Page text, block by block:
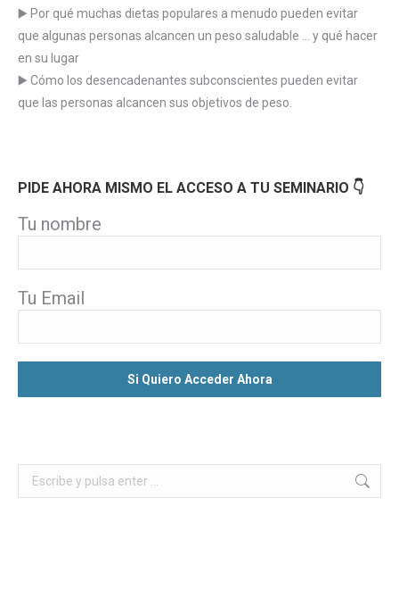
▶️ Por qué muchas dietas populares a menudo pueden evitar
que algunas personas alcancen un peso saludable … y qué hacer
en su lugar
▶️ Cómo los desencadenantes subconscientes pueden evitar
que las personas alcancen sus objetivos de peso.
PIDE AHORA MISMO EL ACCESO A TU SEMINARIO 👇
Tu nombre
Tu Email
Buscar: